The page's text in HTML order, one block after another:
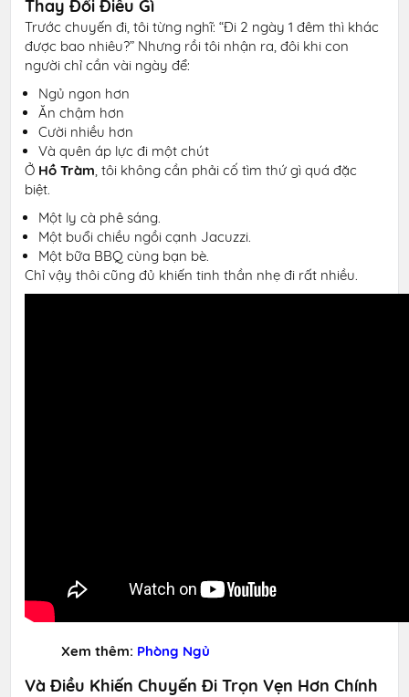
Thay Đổi Điều Gì
Trước chuyến đi, tôi từng nghĩ: “Đi 2 ngày 1 đêm thì khác
được bao nhiêu?” Nhưng rồi tôi nhận ra, đôi khi con
người chỉ cần vài ngày để:
Ngủ ngon hơn
Ăn chậm hơn
Cười nhiều hơn
Và quên áp lực đi một chút
Ở Hồ Tràm, tôi không cần phải cố tìm thứ gì quá đặc
biệt.
Một ly cà phê sáng.
Một buổi chiều ngồi cạnh Jacuzzi.
Một bữa BBQ cùng bạn bè.
Chỉ vậy thôi cũng đủ khiến tinh thần nhẹ đi rất nhiều.
Xem thêm: Phòng Ngủ
Và Điều Khiến Chuyến Đi Trọn Vẹn Hơn Chính